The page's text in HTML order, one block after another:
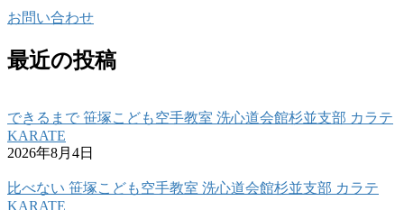
お問い合わせ
最近の投稿
できるまで 笹塚こども空手教室 洗心道会館杉並支部 カラテ
KARATE
2026年8月4日
比べない 笹塚こども空手教室 洗心道会館杉並支部 カラテ
KARATE